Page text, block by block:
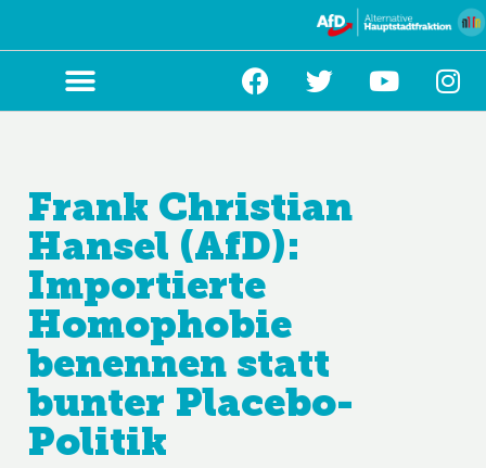
springen
Frank Christian
Hansel (AfD):
Importierte
Homophobie
benennen statt
bunter Placebo-
Politik